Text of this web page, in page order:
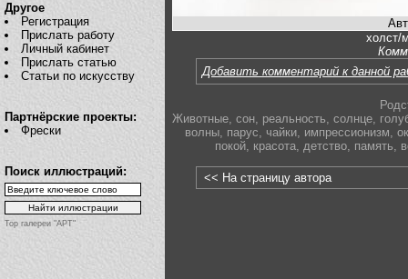
Другое
Регистрация
Прислать работу
Личный кабинет
Прислать статью
Статьи по искусству
Партнёрские проекты:
Фрески
Поиск иллюстраций:
Top галереи "АРТ"
холст/
Добавить комментарий к данной
Животные, сон, реальность, солнце,
волны, парус, чайки, импрессионизм,
покой, красота, детство, память,
<< На страницу автора